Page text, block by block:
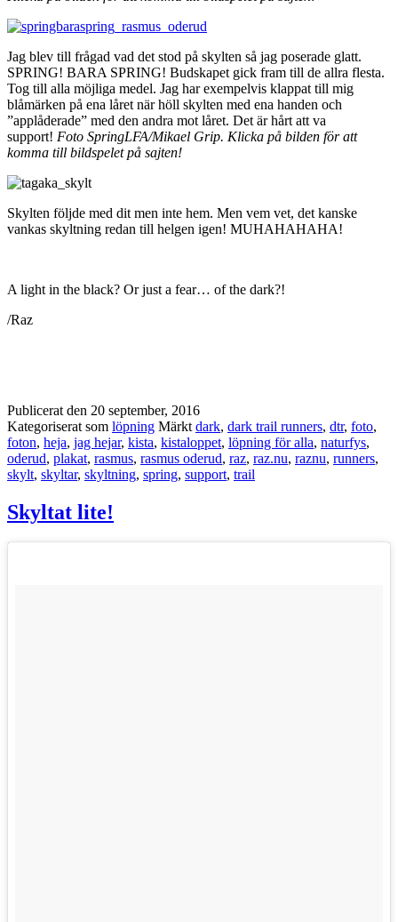
Jag blev till frågad vad det stod på skylten så jag poserade glatt.
SPRING! BARA SPRING! Budskapet gick fram till de allra flesta.
Tog till alla möjliga medel. Jag har exempelvis klappat till mig
blåmärken på ena låret när höll skylten med ena handen och
”applåderade” med den andra mot låret. Det är hårt att va
support! Foto SpringLFA/Mikael Grip. Klicka på bilden för att
komma till bildspelet på sajten!
Skylten följde med dit men inte hem. Men vem vet, det kanske
vankas skyltning redan till helgen igen! MUHAHAHAHA!
A light in the black? Or just a fear… of the dark?!
/Raz
Publicerat den 20 september, 2016
Kategoriserat som löpning Märkt dark, dark trail runners, dtr, foto,
foton, heja, jag hejar, kista, kistaloppet, löpning för alla, naturfys,
oderud, plakat, rasmus, rasmus oderud, raz, raz.nu, raznu, runners,
skylt, skyltar, skyltning, spring, support, trail
Skyltat lite!